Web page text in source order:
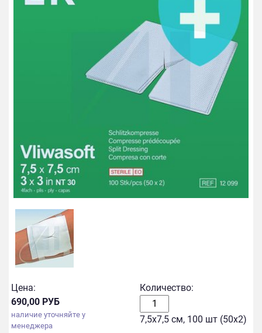
Цена:
690,00 РУБ
наличие уточняйте у
менеджера
Количество:
7,5х7,5 см, 100 шт (50x2)